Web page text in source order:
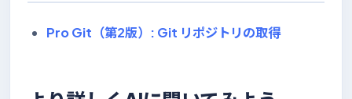
Pro Git（第2版）: Git リポジトリの取得